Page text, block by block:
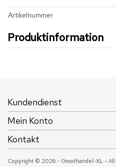
Artikelnummer
Produktinformation
Kundendienst
Mein Konto
Kontakt
Copyright © 2026 - Groothandel-XL -